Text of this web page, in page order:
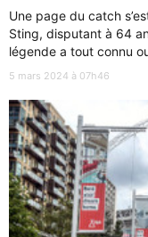
Une page du catch
Sting, disputant à 64
légende a tout connu
5 mars 2024 à 07h46